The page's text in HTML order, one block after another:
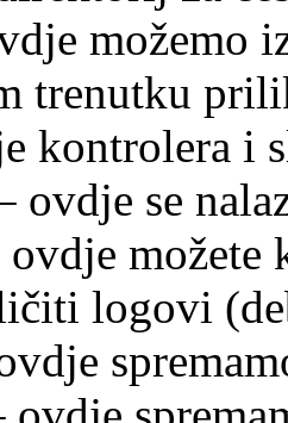
možemo
trenutku
kontrolera i
ovdje se
možete
logovi